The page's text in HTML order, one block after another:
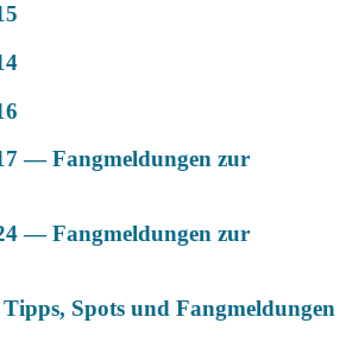
— Fangmeldungen zur
— Fangmeldungen zur
Spots und Fangmeldungen